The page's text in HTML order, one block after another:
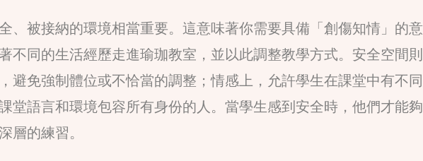
、被接納的環境相當重要。這意味著你需要具備「創傷知情」的意
不同的生活經歷走進瑜珈教室，並以此調整教學方式。安全空間則
避免強制體位或不恰當的調整；情感上，允許學生在課堂中有不同
堂語言和環境包容所有身份的人。當學生感到安全時，他們才能夠
層的練習。